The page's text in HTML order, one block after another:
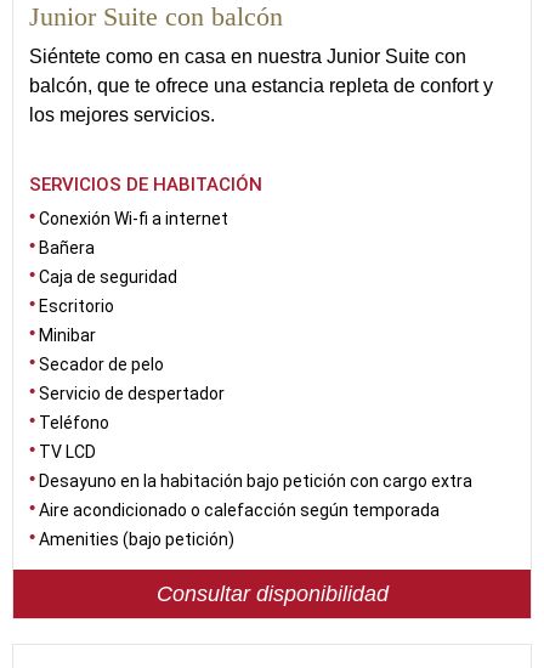
Junior Suite con balcón
Siéntete como en casa en nuestra Junior Suite con
balcón, que te ofrece una estancia repleta de confort y
los mejores servicios.
SERVICIOS DE HABITACIÓN
Conexión Wi-fi a internet
Bañera
Caja de seguridad
Escritorio
Minibar
Secador de pelo
Servicio de despertador
Teléfono
TV LCD
Desayuno en la habitación bajo petición con cargo extra
Aire acondicionado o calefacción según temporada
Amenities (bajo petición)
Consultar disponibilidad